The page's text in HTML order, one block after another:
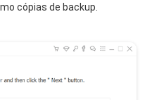
cópias de backup.